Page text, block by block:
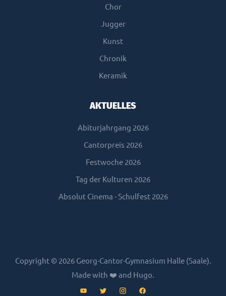
Chor
Jugger
Kunst
Chronik
Keramik
AKTUELLES
Abiturjahrgang 2026
Cantorpreis 2026
Festwoche 2026
Tag der Kulturen 2026
Absolut Cinema - Schulfest 2026
Copyright © 2026 Georg-Cantor-Gymnasium Halle (Saale).
Made with ❤️ and Hugo.